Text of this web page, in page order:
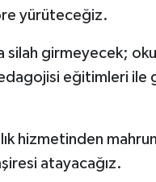
yürüteceğiz.
girmeyecek;
eğitimleri ile
hizmetinden
atayacağız.